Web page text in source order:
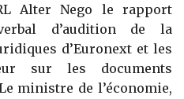
Alter Nego le rapport
d’audition de la
d’Euronext et les
sur les documents
ministre de l’économie,